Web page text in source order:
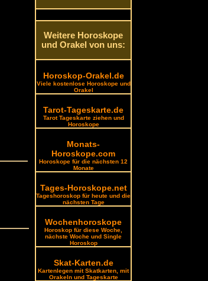
Weitere Horoskope
und Orakel von uns:
Horoskop-Orakel.de
Viele kostenlose Horoskope und
Orakel
Tarot-Tageskarte.de
Tarot Tageskarte ziehen und
Horoskope
Monats-
Horoskope.com
Horoskope für die nächsten 12
Monate
Tages-Horoskope.net
Tageshoroskop für heute und die
nächsten Tage
Wochenhoroskope
Horoskop für diese Woche,
nächste Woche und Single
Horoskop
Skat-Karten.de
Kartenlegen mit Skatkarten, mit
Orakeln und Tageskarte